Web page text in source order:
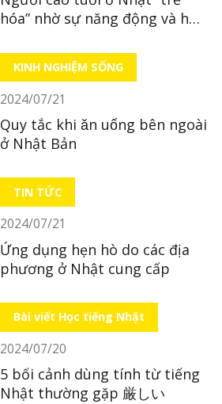
hóa” nhờ sự năng động và hòa
KINH NGHIỆM SỐNG
2024/07/21
Quy tắc khi ăn uống bên ngoài
ở Nhật Bản
TIN TỨC
2024/07/21
Ứng dụng hẹn hò do các địa
phương ở Nhật cung cấp
Bài viết Học tiếng Nhật
2024/07/20
5 bối cảnh dùng tính từ tiếng
Nhật thường gặp 厳しい